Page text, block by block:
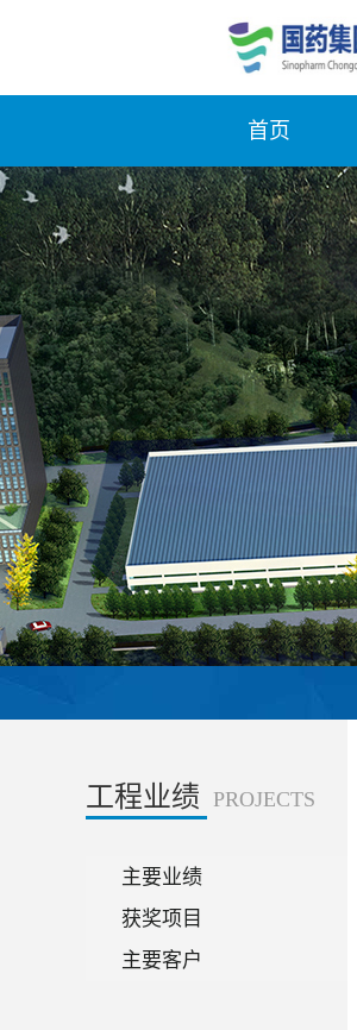
首页
工程业绩 PROJECTS
主要业绩
获奖项目
主要客户